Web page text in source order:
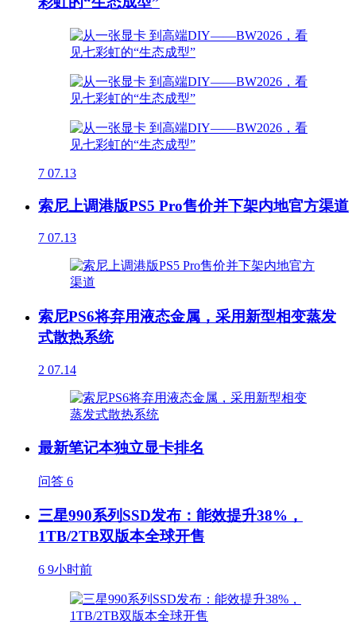
7 07.13
索尼上调港版PS5 Pro售价并下架内地官方渠道
7 07.13
索尼PS6将弃用液态金属，采用新型相变蒸发
式散热系统
2 07.14
最新笔记本独立显卡排名
问答 6
三星990系列SSD发布：能效提升38%，
1TB/2TB双版本全球开售
6 9小时前